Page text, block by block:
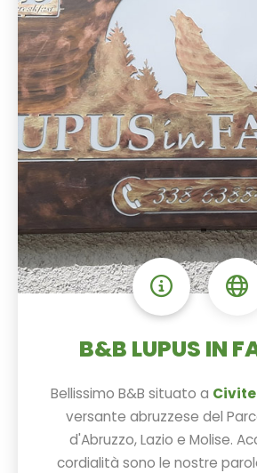
B&B LUPUS IN
Bellissimo B&B situato a
versante abruzzese del
d'Abruzzo, Lazio e Molise.
cordialità sono le nostre